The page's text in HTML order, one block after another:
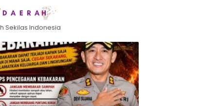
Sekilas Indonesia